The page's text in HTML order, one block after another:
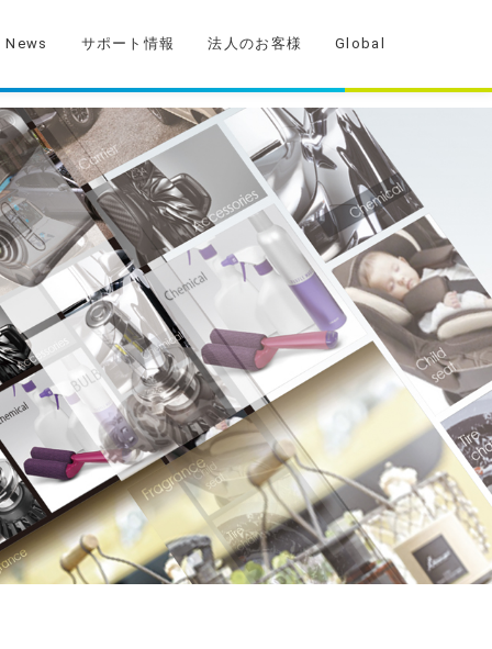
News サポート情報 法人のお客様 Global